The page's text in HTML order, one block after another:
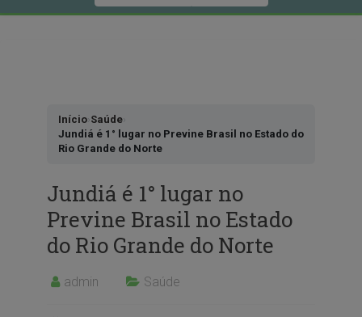
Início›Saúde›
Jundiá é 1° lugar no Previne Brasil no Estado do
Rio Grande do Norte
Jundiá é 1° lugar no
Previne Brasil no Estado
do Rio Grande do Norte
admin Saúde